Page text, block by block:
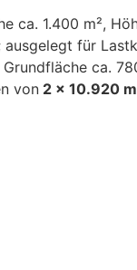
ca. 1.400 m²,
für
Grundfläche ca.
von 2 x 10.920